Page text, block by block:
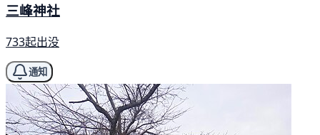
三峰神社
733起出没
通知